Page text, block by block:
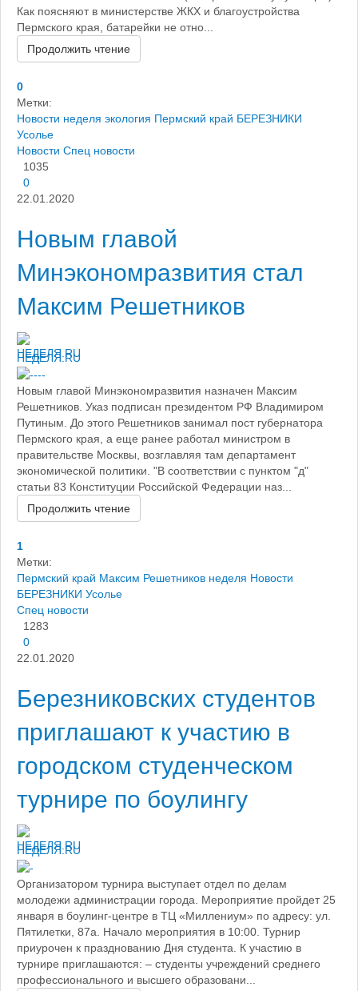
Как поясняют в министерстве ЖКХ и благоустройства
Пермского края, батарейки не отно...
Продолжить чтение
0
Метки:
Новости неделя экология Пермский край БЕРЕЗНИКИ
Усолье
Новости Спец новости
1035
0
22.01.2020
Новым главой
Минэкономразвития стал
Максим Решетников
НЕДЕЛЯ.RU
Новым главой Минэкономразвития назначен Максим
Решетников. Указ подписан президентом РФ Владимиром
Путиным. До этого Решетников занимал пост губернатора
Пермского края, а еще ранее работал министром в
правительстве Москвы, возглавляя там департамент
экономической политики. "В соответствии с пунктом "д"
статьи 83 Конституции Российской Федерации наз...
Продолжить чтение
1
Метки:
Пермский край Максим Решетников неделя Новости
БЕРЕЗНИКИ Усолье
Спец новости
1283
0
22.01.2020
Березниковских студентов
приглашают к участию в
городском студенческом
турнире по боулингу
НЕДЕЛЯ.RU
Организатором турнира выступает отдел по делам
молодежи администрации города. Мероприятие пройдет 25
января в боулинг-центре в ТЦ «Миллениум» по адресу: ул.
Пятилетки, 87а. Начало мероприятия в 10:00. Турнир
приурочен к празднованию Дня студента. К участию в
турнире приглашаются: – студенты учреждений среднего
профессионального и высшего образовани...